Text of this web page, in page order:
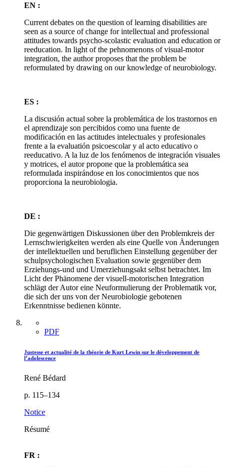
EN :
Current debates on the question of learning disabilities are
seen as a source of change for intellectual and professional
attitudes towards psycho-scolastic evaluation and education or
reeducation. In light of the pehnomenons of visual-motor
integration, the author proposes that the problem be
reformulated by drawing on our knowledge of neurobiology.
ES :
La discusión actual sobre la problemática de los trastornos en
el aprendizaje son percibidos como una fuente de
modificación en las actitudes intelectuales y profesionales
frente a la evaluatión psicoescolar y al acto educativo o
reeducativo. A la luz de los fenómenos de integración visuales
y motrices, el autor propone que la problemática sea
reformulada inspirándose en los conocimientos que nos
proporciona la neurobiologia.
DE :
Die gegenwärtigen Diskussionen über den Problemkreis der
Lernschwierigkeiten werden als eine Quelle von Änderungen
der intellektuellen und beruflichen Einstellung gegenüber der
schulpsychologischen Evaluation sowie gegenüber dem
Erziehungs-und und Umerziehungsakt selbst betrachtet. Im
Licht der Phänomene der visuell-motorischen Integration
schlägt der Autor eine Neuformulierung der Problematik vor,
die sich der uns von der Neurobiologie gebotenen
Erkenntnisse bedienen könnte.
PDF
Justesse et actualité de la théorie de Kurt Lewin sur le développement de
l’adolescence
René Bédard
p. 115–134
Notice
Résumé
FR :